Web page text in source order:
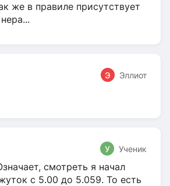
же в правиле присутствует
Э Эллиот
У Ученик
смотреть я начал
с 5.00 до 5.059. То есть